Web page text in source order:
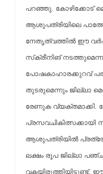
പറഞ്ഞു. കോഴിക്കോട്
ആശുപത്രിയിലെ
നേതൃത്വത്തില്‍ ഈ
സ്‌ക്രീനിങ്
പോഷകാഹാരക്കുറവ്
തുടരുമെന്നും ജില്ലാ
രേണുക വ്യക്തമാക്കി.
പ്രസവചികിത്സക്കായി
ആശുപത്രിയില്‍
ലക്ഷം രൂപ ജില്ലാ
വകയിരുത്തിയിട്ടുണ്ട്.